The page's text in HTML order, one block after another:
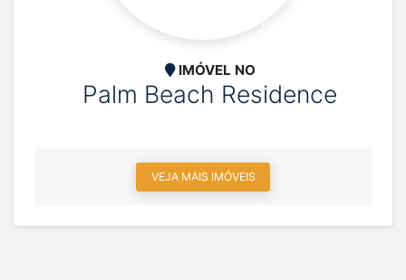
IMÓVEL NO
Palm Beach Residence
VEJA MAIS IMÓVEIS